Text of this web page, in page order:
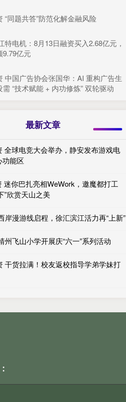
“同题共答”防范化解金融风险
特电机：8月13日融资买入2.68亿元，
9.79亿元
中国广告协会张国华：AI 重构广告生
“技术赋能 + 内功修炼” 双轮驱动
最新文章
全球电竞大会举办，静安发布游戏电
功能区
迷你巴扎亮相WeWork，邀魔都打工
”欣赏天山之美
岸漫游线启程，徐汇滨江活力再“上新”
州飞山小学开展庆“六一”系列活动
干货拉满！校友返校指导学弟学妹打